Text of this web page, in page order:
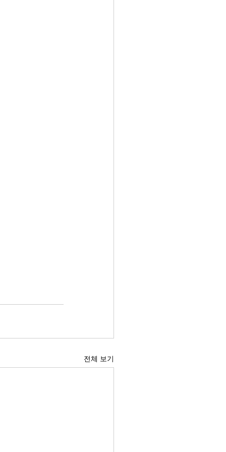
전체 보기